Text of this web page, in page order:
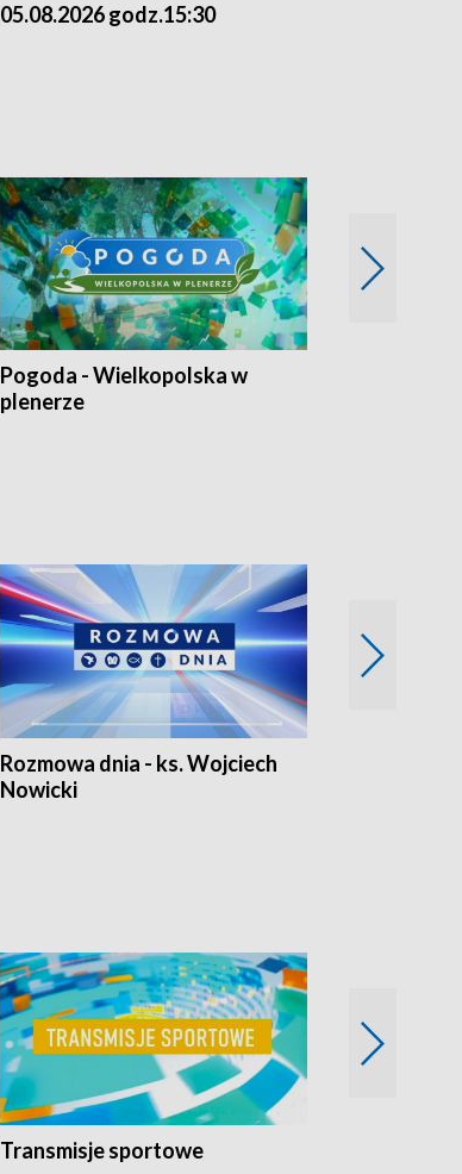
05.08.2026 godz.15:30
Pogoda - Wielkopolska w
plenerze
Rozmowa dnia - ks. Wojciech
Nowicki
Transmisje sportowe